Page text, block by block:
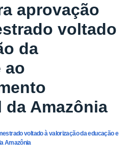
aprovação
voltado
da
ao
Amazônia
voltado à valorização da educação e
Amazônia